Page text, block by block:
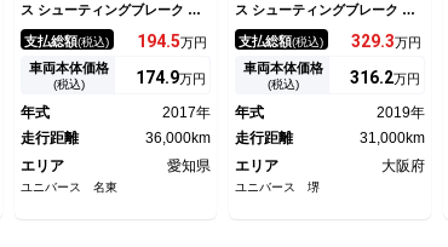
ス シューティングブレーク Ｃ
ＬＡ１８０ シューティングブ
レーク ＡＭＧスタイル ＡＭ
Ｇプレミアムパッケージ レー
ダーセーフティパッケージ パ
フ ＡｐｐｌｅＣａｒＰｌａ
ｙ 禁煙車 純正ナビ バック
ートヒーター 電動リアゲート
支払総額(税込) 194.5万円
車両本体価格
(税込) 174.9万円
年式
2017年
走行距離
36,000km
エリア
愛知県
ユニバース 名東
ス シューティングブレーク Ｃ
ＬＡ２００ｄシュティングブレ
ＡＭＧレザエクスクルＰ パノ
ラミックスライディングルー
フ レーダーセーフティＰＫ
ＫＧ アドバンスドＰＫＧ ナ
ビゲーションＰＫＧ ＬＥＤヘ
Ｂｌｕｅｔｏｏｔｈ接続 禁煙
車
支払総額(税込) 329.3万円
車両本体価格
(税込) 316.2万円
年式
2019年
走行距離
31,000km
エリア
大阪府
ユニバース 堺